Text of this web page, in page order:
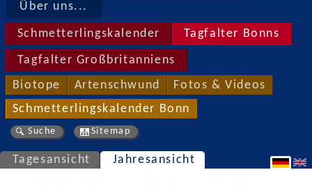
Über uns...
Schmetterlingskalender Tagfalter Bonns
Tagfalter Großbritanniens
Biotope Artenschwund Fotos & Videos
Schmetterlingskalender Bonn
Suche Sitemap
Tagesansicht Jahresansicht